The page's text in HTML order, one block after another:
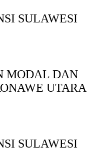
SULAWESI
DAN
UTARA
SULAWESI